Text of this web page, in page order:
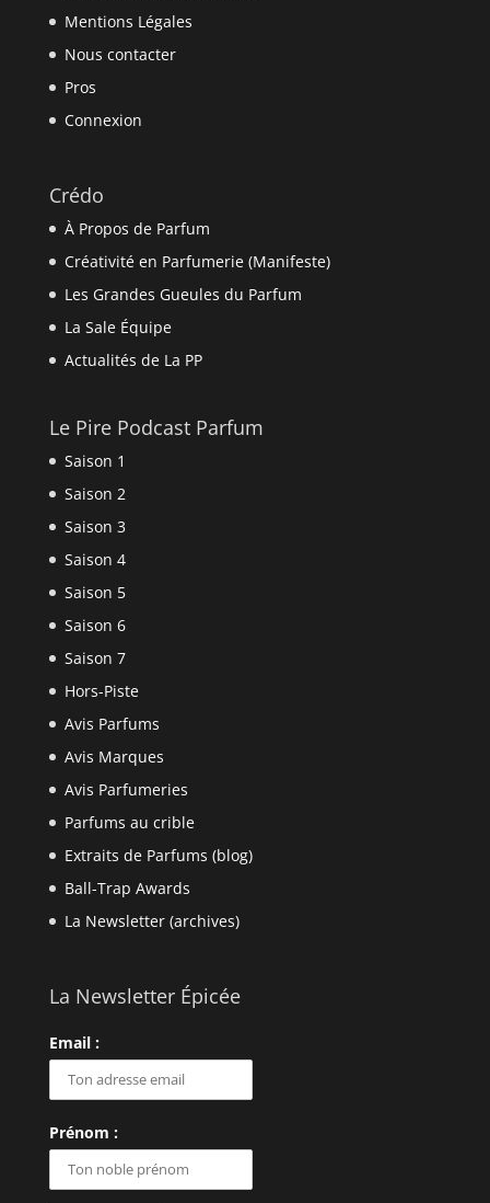
Mentions Légales
Nous contacter
Pros
Connexion
Crédo
À Propos de Parfum
Créativité en Parfumerie (Manifeste)
Les Grandes Gueules du Parfum
La Sale Équipe
Actualités de La PP
Le Pire Podcast Parfum
Saison 1
Saison 2
Saison 3
Saison 4
Saison 5
Saison 6
Saison 7
Hors-Piste
Avis Parfums
Avis Marques
Avis Parfumeries
Parfums au crible
Extraits de Parfums (blog)
Ball-Trap Awards
La Newsletter (archives)
La Newsletter Épicée
Email :
Prénom :